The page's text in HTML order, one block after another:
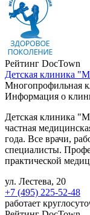
Рейтинг DocTown
Детская клиника
Многопрофильная
Информация о
Детская клиника
частная
года. Все врачи,
специалисты.
практической
ул. Лестева, 20
+7 (495) 225-52-48
работает